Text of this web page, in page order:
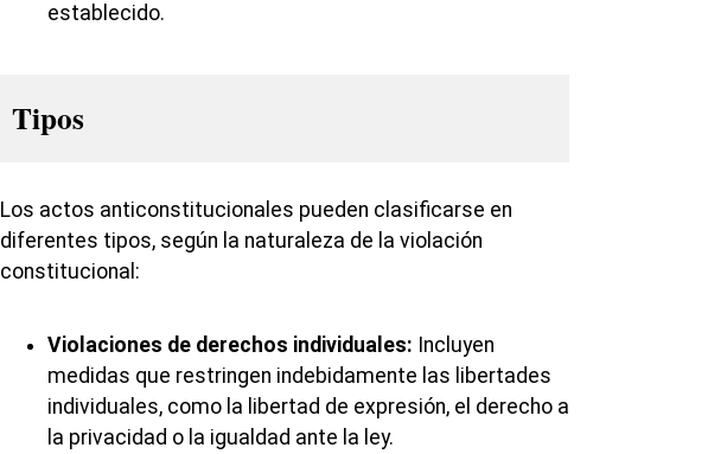
establecido.
Tipos
Los actos anticonstitucionales pueden clasificarse en
diferentes tipos, según la naturaleza de la violación
constitucional:
Violaciones de derechos individuales: Incluyen
medidas que restringen indebidamente las libertades
individuales, como la libertad de expresión, el derecho a
la privacidad o la igualdad ante la ley.